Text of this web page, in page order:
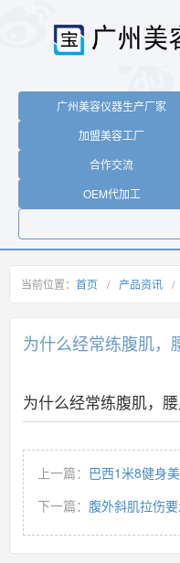
广州美容仪器生产厂家
加盟美容工厂
合作交流
OEM代加工
当前位置： 首页 / 产品资讯 /
为什么经常练腹肌，
为什么经常练腹肌，腰
上一篇： 巴西1米8健身
下一篇： 腹外斜肌拉伤要